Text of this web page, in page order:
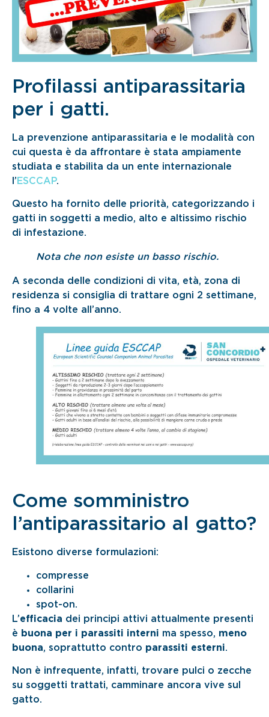
Profilassi antiparassitaria
per i gatti.
La prevenzione antiparassitaria e le modalità con
cui questa è da affrontare è stata ampiamente
studiata e stabilita da un ente internazionale
l’ ESCCAP.
Questo ha fornito delle priorità, categorizzando i
gatti in soggetti a medio, alto e altissimo rischio
di infestazione.
Nota che non esiste un basso rischio.
A seconda delle condizioni di vita, età, zona di
residenza si consiglia di trattare ogni 2 settimane,
fino a 4 volte all’anno.
Come somministro
l’antiparassitario al gatto?
Esistono diverse formulazioni:
compresse
collarini
spot-on.
L’efficacia dei principi attivi attualmente presenti
è buona per i parassiti interni ma spesso, meno
buona, soprattutto contro parassiti esterni.
Non è infrequente, infatti, trovare pulci o zecche
su soggetti trattati, camminare ancora vive sul
gatto.